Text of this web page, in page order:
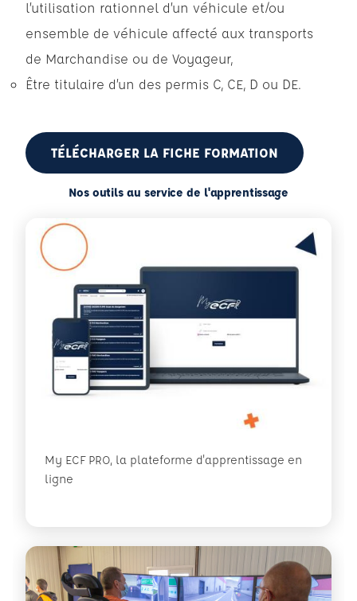
l’utilisation rationnel d’un véhicule et/ou
ensemble de véhicule affecté aux transports
de Marchandise ou de Voyageur,
Être titulaire d’un des permis C, CE, D ou DE.
TÉLÉCHARGER LA FICHE FORMATION
Nos outils au service de l'apprentissage
My ECF PRO, la plateforme d'apprentissage en
ligne